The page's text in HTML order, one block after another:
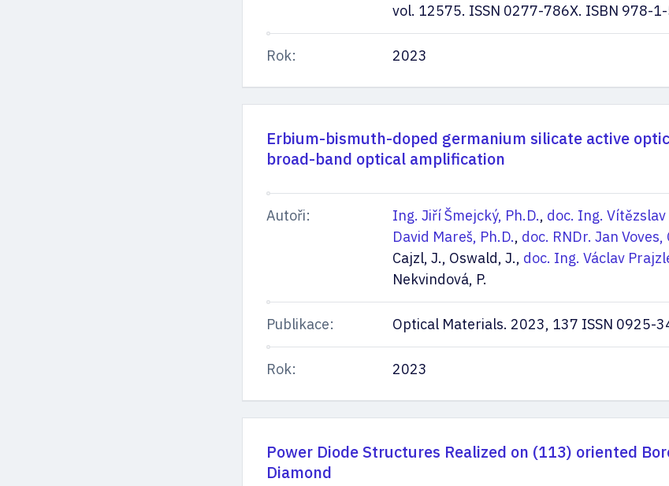
vol. 12575. ISSN 0277-786X. ISBN 978-
Rok: 2023
Erbium-bismuth-doped germanium silicate active
broad-band optical amplification
Autoři: Ing. Jiří Šmejcký, Ph.D., doc. Ing. Vítězslav
David Mareš, Ph.D., doc. RNDr. Jan Voves,
Cajzl, J., Oswald, J., doc. Ing. Václav
Nekvindová, P.
Publikace: Optical Materials. 2023, 137 ISSN 0925-
Rok: 2023
Power Diode Structures Realized on (113) oriented
Diamond